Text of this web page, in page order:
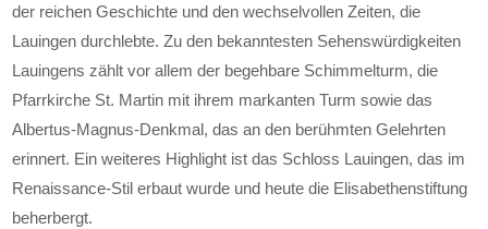
der reichen Geschichte und den wechselvollen Zeiten, die
Lauingen durchlebte. Zu den bekanntesten Sehenswürdigkeiten
Lauingens zählt vor allem der begehbare Schimmelturm, die
Pfarrkirche St. Martin mit ihrem markanten Turm sowie das
Albertus-Magnus-Denkmal, das an den berühmten Gelehrten
erinnert. Ein weiteres Highlight ist das Schloss Lauingen, das im
Renaissance-Stil erbaut wurde und heute die Elisabethenstiftung
beherbergt.